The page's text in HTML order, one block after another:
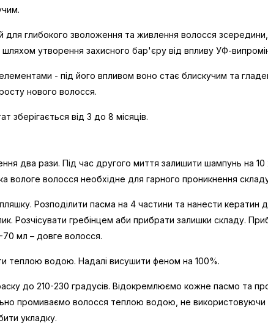
для глибокого зволоження та живлення волосся
шляхом утворення захисного бар'єру від впливу УФ-
- під його впливом воно стає блискучим та
нового волосся.
зберігається від 3 до 8 місяців.
два рази. Під час другого миття залишити шампунь на 10
вологе волосся необхідне для гарного проникнення
Розподілити пасма на 4 частини та нанести кератин
Розчісувати гребінцем аби прибрати залишки складу.
мл – довге волосся.
теплою водою. Надалі висушити феном на 100%.
до 210-230 градусів. Відокремлюємо кожне пасмо та
промиваємо волосся теплою водою, не
укладку.